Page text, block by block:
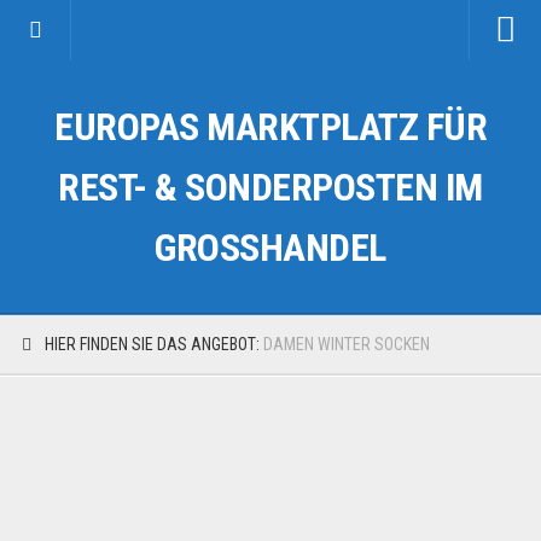
Kategorien
Auto & Motorrad
Fahrzeuge & Transport
EUROPAS MARKTPLATZ FÜR
REST- & SONDERPOSTEN IM
GROSSHANDEL
HIER FINDEN SIE DAS ANGEBOT: DAMEN WINTER SOCKEN